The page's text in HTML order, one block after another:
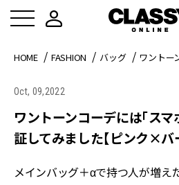
HOME FASHION バッグ ワントー
Oct, 09,2022
ワントーンコーデには「ス
証してみました【ピンク×バ
メインバッグ＋αで持つ人が増え